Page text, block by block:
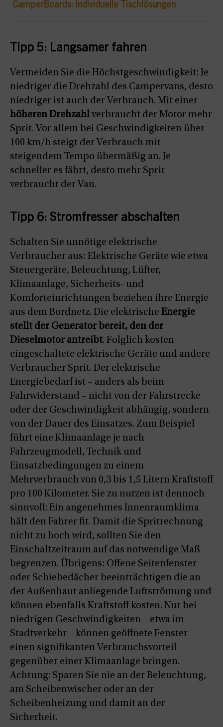
CamperBoards: Individuelle Tischlösungen
Tipp 5: Langsamer fahren
Vermeiden Sie die Höchstgeschwindigkeit: Je
niedriger die Drehzahl des Campervans, desto
niedriger ist auch der Verbrauch. Mit einer
höheren Drehzahl verbraucht der Motor mehr
Sprit. Vor allem bei Geschwindigkeiten über
100 km/h steigt der Verbrauch mit
steigendem Tempo übermäßig an. Je
schneller es fährt, desto mehr Sprit
verbraucht der Van.
Tipp 6: Stromfresser abschalten
Schalten Sie unnötige elektrische
Verbraucher aus: Elektrische Geräte wie etwa
Steuergeräte, Beleuchtung, Lüfter,
Klimaanlage, Sicherheits- und
Komforteinrichtungen beziehen ihre Energie
aus dem Bordnetz. Die elektrische Energie
stellt der Generator bereit, den der
Dieselmotor antreibt. Folglich kosten
eingeschaltete elektrische Geräte und andere
Verbraucher Sprit. Der elektrische
Energiebedarf ist – anders als beim
Fahrwiderstand – nicht von der Fahrstrecke
oder der Geschwindigkeit abhängig, sondern
von der Dauer des Einsatzes. Zum Beispiel
führt eine Klimaanlage je nach
Fahrzeugmodell, Technik und
Einsatzbedingungen zu einem
Mehrverbrauch von 0,3 bis 1,5 Litern Kraftstoff
pro 100 Kilometer. Sie zu nutzen ist dennoch
sinnvoll: Ein angenehmes Innenraumklima
hält den Fahrer fit. Damit die Spritrechnung
nicht zu hoch wird, sollten Sie den
Einschaltzeitraum auf das notwendige Maß
begrenzen. Übrigens: Offene Seitenfenster
oder Schiebedächer beeinträchtigen die an
der Außenhaut anliegende Luftströmung und
können ebenfalls Kraftstoff kosten. Nur bei
niedrigen Geschwindigkeiten – etwa im
Stadtverkehr – können geöffnete Fenster
einen signifikanten Verbrauchsvorteil
gegenüber einer Klimaanlage bringen.
Achtung: Sparen Sie nie an der Beleuchtung,
am Scheibenwischer oder an der
Scheibenheizung und damit an der
Sicherheit.